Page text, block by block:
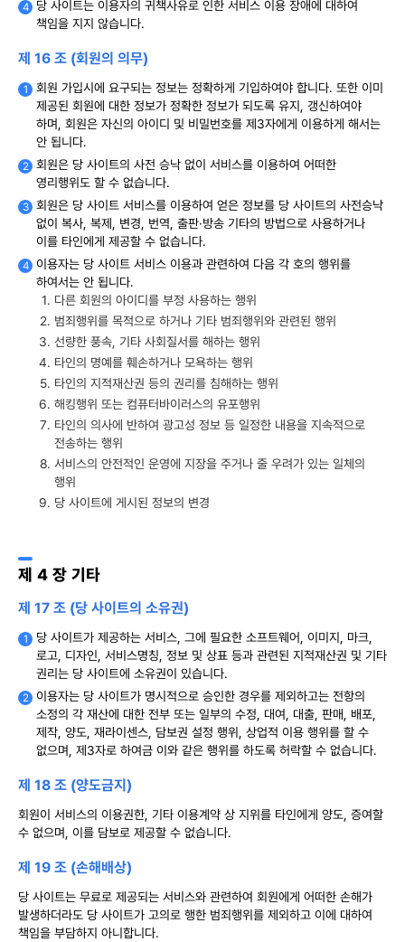
당 사이트는 이용자의 귀책사유로 인한 서비스 이용 장애에 대하여
책임을 지지 않습니다.
제 16 조 (회원의 의무)
회원 가입시에 요구되는 정보는 정확하게 기입하여야 합니다. 또한 이미
제공된 회원에 대한 정보가 정확한 정보가 되도록 유지, 갱신하여야
하며, 회원은 자신의 아이디 및 비밀번호를 제3자에게 이용하게 해서는
안 됩니다.
회원은 당 사이트의 사전 승낙 없이 서비스를 이용하여 어떠한
영리행위도 할 수 없습니다.
회원은 당 사이트 서비스를 이용하여 얻은 정보를 당 사이트의 사전승낙
없이 복사, 복제, 변경, 번역, 출판·방송 기타의 방법으로 사용하거나
이를 타인에게 제공할 수 없습니다.
이용자는 당 사이트 서비스 이용과 관련하여 다음 각 호의 행위를
하여서는 안 됩니다.
다른 회원의 아이디를 부정 사용하는 행위
범죄행위를 목적으로 하거나 기타 범죄행위와 관련된 행위
선량한 풍속, 기타 사회질서를 해하는 행위
타인의 명예를 훼손하거나 모욕하는 행위
타인의 지적재산권 등의 권리를 침해하는 행위
해킹행위 또는 컴퓨터바이러스의 유포행위
타인의 의사에 반하여 광고성 정보 등 일정한 내용을 지속적으로
전송하는 행위
서비스의 안전적인 운영에 지장을 주거나 줄 우려가 있는 일체의
행위
당 사이트에 게시된 정보의 변경
제 4 장 기타
제 17 조 (당 사이트의 소유권)
당 사이트가 제공하는 서비스, 그에 필요한 소프트웨어, 이미지, 마크,
로고, 디자인, 서비스명칭, 정보 및 상표 등과 관련된 지적재산권 및 기타
권리는 당 사이트에 소유권이 있습니다.
이용자는 당 사이트가 명시적으로 승인한 경우를 제외하고는 전항의
소정의 각 재산에 대한 전부 또는 일부의 수정, 대여, 대출, 판매, 배포,
제작, 양도, 재라이센스, 담보권 설정 행위, 상업적 이용 행위를 할 수
없으며, 제3자로 하여금 이와 같은 행위를 하도록 허락할 수 없습니다.
제 18 조 (양도금지)
회원이 서비스의 이용권한, 기타 이용계약 상 지위를 타인에게 양도, 증여할
수 없으며, 이를 담보로 제공할 수 없습니다.
제 19 조 (손해배상)
당 사이트는 무료로 제공되는 서비스와 관련하여 회원에게 어떠한 손해가
발생하더라도 당 사이트가 고의로 행한 범죄행위를 제외하고 이에 대하여
책임을 부담하지 아니합니다.